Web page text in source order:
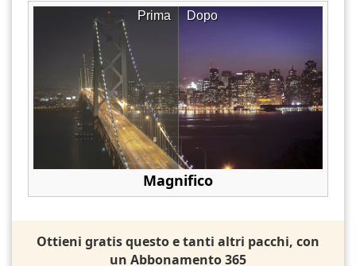
Dopo
Prima
Magnifico
Ottieni gratis questo e tanti altri pacchi, con
un Abbonamento 365